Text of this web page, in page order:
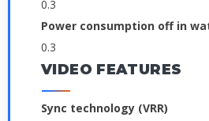
0.3
Power consumption off in
0.3
VIDEO FEATURES
Sync technology (VRR)